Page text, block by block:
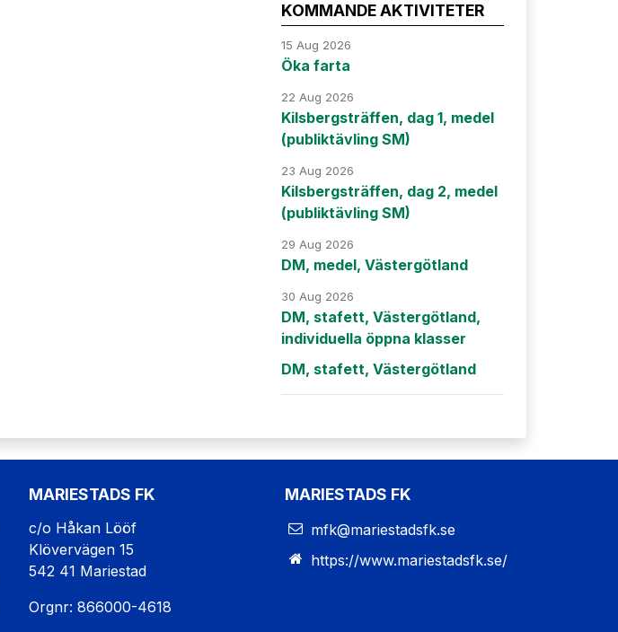
KOMMANDE AKTIVITETER
15 Aug 2026
Öka farta
22 Aug 2026
Kilsbergsträffen, dag 1, medel
(publiktävling SM)
23 Aug 2026
Kilsbergsträffen, dag 2, medel
(publiktävling SM)
29 Aug 2026
DM, medel, Västergötland
30 Aug 2026
DM, stafett, Västergötland,
individuella öppna klasser
DM, stafett, Västergötland
MARIESTADS FK
c/o Håkan Lööf
Klövervägen 15
542 41 Mariestad
Orgnr: 866000-4618
MARIESTADS FK
mfk@mariestadsfk.se
https://www.mariestadsfk.se/